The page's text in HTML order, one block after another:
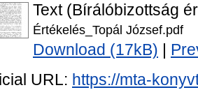
Text (Bírálóbizottság
Értékelés_Topál József.pdf
Download (17kB)
URL: https://mta-